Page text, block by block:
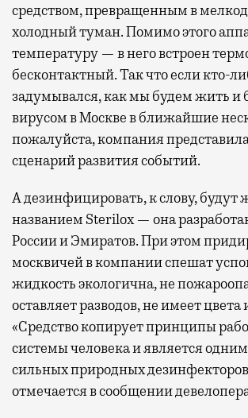
средством, превращенным в
холодный туман. Помимо этого
температуру — в него встроен
бесконтактный. Так что если кто-
задумывался, как мы будем жить и
вирусом в Москве в ближайшие
пожалуйста, компания
сценарий развития событий.
А дезинфицировать, к слову, будут
названием Sterilox — она
России и Эмиратов. При этом
москвичей в компании спешат
жидкость экологична, не
оставляет разводов, не имеет цвета
«Средство копирует принципы
системы человека и является
сильных природных
отмечается в сообщении